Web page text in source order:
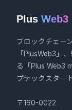
Plus Web3
ブロックチェー
「PlusWeb3」
る「Plus Web3
プテックスター
〒160-0022